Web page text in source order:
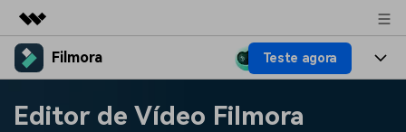
Produtos em destaque
Utilitários
Negócios
Filmora Teste agora
Produtos
Editor de Vídeo Filmora